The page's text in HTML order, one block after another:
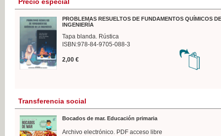
PROBLEMAS RESUELTOS DE FUNDAMENTOS QUÍMICOS
INGENIERÍA
Tapa blanda. Rústica
ISBN:978-84-9705-088-3
2,00 €
Transferencia social
Bocados de mar. Educación primaria
Archivo electrónico. PDF acceso libre